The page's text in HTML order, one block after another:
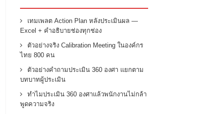
เทมเพลต Action Plan หลังประเมินผล —
Excel + คำอธิบายช่องทุกช่อง
ตัวอย่างจริง Calibration Meeting ในองค์กร
ไทย 800 คน
ตัวอย่างคำถามประเมิน 360 องศา แยกตาม
บทบาทผู้ประเมิน
ทำไมประเมิน 360 องศาแล้วพนักงานไม่กล้า
พูดความจริง